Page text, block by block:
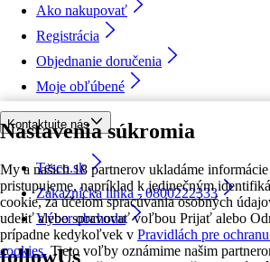
Nastavenia súkromia
My a našich 18 partnerov ukladáme
pristupujeme, napríklad k jedinečným
cookie, za účelom spracúvania osobných
udeliť alebo spravovať voľbou Prijať alebo
prípadne kedykoľvek v Pravidlách pre
cookies. Tieto voľby oznámime našim
Ako nakupovať
Registrácia
Objednanie doručenia
Moje obľúbené
Kontaktujte nás
Tesco.sk
Zákaznícka linka - 0800222333
Výber obchodu
followUs